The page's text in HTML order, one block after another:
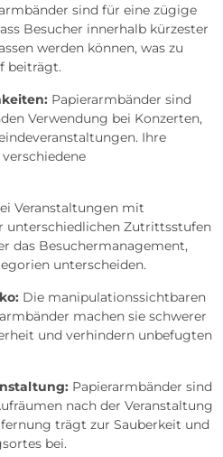
sind für eine zügige
Besucher innerhalb kürzester
werden können, was zu
beiträgt.
Papierarmbänder sind
Verwendung bei Konzerten,
Ihre
Veranstaltungen mit
unterschiedlichen Zutrittsstufen
das Besuchermanagement,
unterscheiden.
Die manipulationssichtbaren
machen sie schwerer
und verhindern unbefugten
Papierarmbänder sind
nach der Veranstaltung
trägt zur Sauberkeit und
bei.